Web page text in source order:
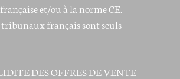
et/ou à la norme CE.
tribunaux français sont seuls
DES OFFRES DE VENTE